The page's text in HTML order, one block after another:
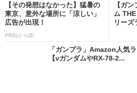
【その発想はなかった】猛暑の
東京、意外な場所に「涼しい」
広告が出現！
PR(ねとらぼ)
【ガ
ム
リーズ
「ガンプラ」Amazon人気
【νガンダムやRX-78-2...